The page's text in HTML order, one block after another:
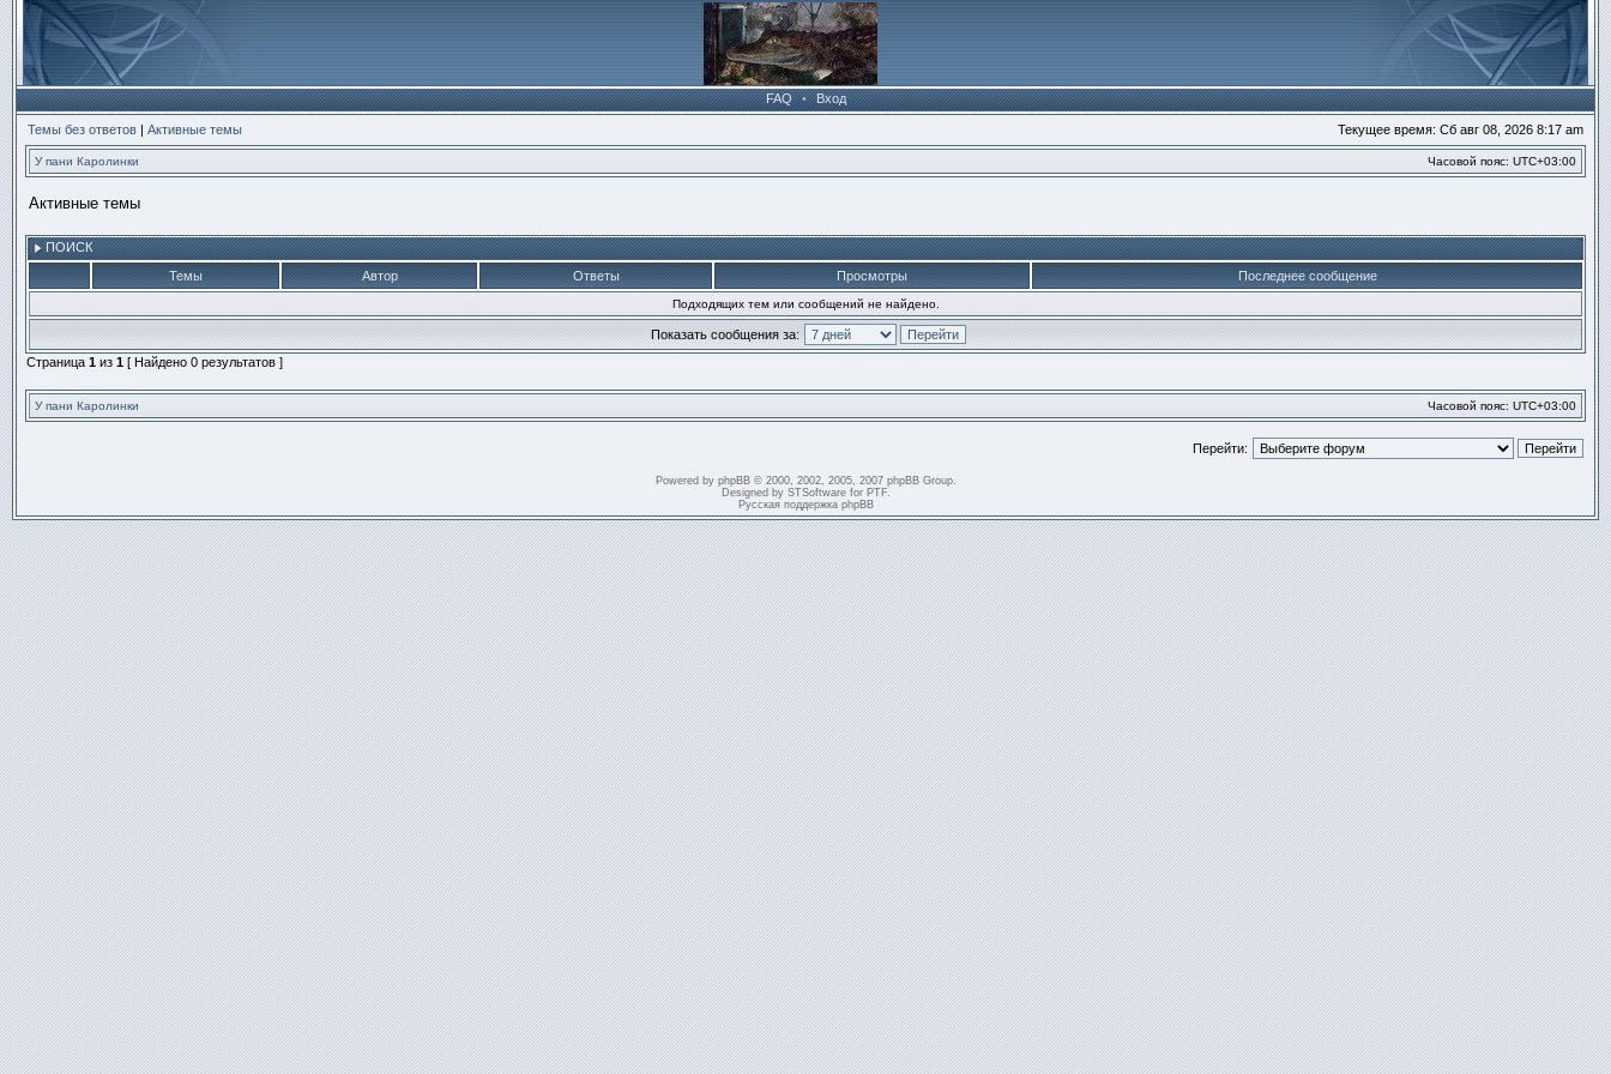
FAQ • Вход
Темы без ответов | Активные темы Текущее время: Сб авг 08, 2026 8:17 am
У пани Каролинки Часовой пояс: UTC+03:00
Активные темы
ПОИСК
Темы
Автор Ответы Просмотры Последнее сообщение
Подходящих тем или сообщений не найдено.
Показать сообщения за:
Страница 1 из 1 [ Найдено 0 результатов ]
У пани Каролинки Часовой пояс: UTC+03:00
Перейти:
Powered by phpBB© 2000, 2002, 2005, 2007 phpBB Group.
Designed by STSoftwarefor PTF.
Русская поддержка phpBB